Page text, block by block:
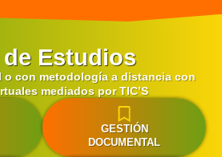
de Estudios
o con metodología a distancia con
mediados por TIC’S
GESTIÓN
DOCUMENTAL